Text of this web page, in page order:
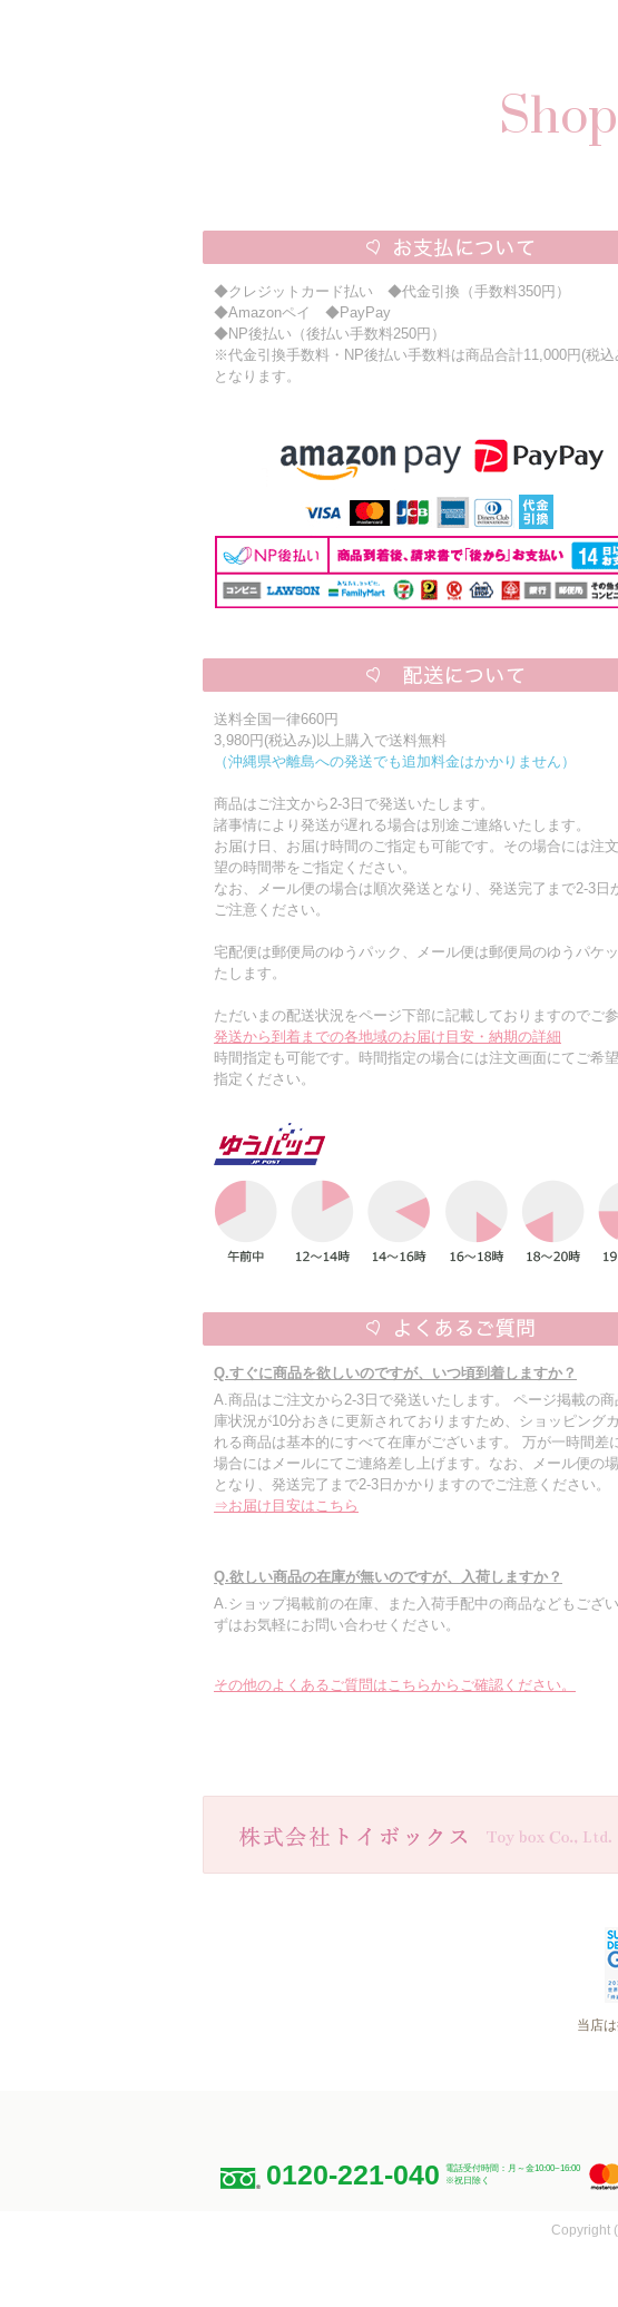
◆クレジットカード払い ◆代金引換（手数料350円）
◆Amazonペイ ◆PayPay
◆NP後払い（後払い手数料250円）
※代金引換手数料・NP後払い手数料は商品合計11,000円(税
となります。
送料全国一律660円
3,980円(税込み)以上購入で送料無料
（沖縄県や離島への発送でも追加料金はかかりません）
商品はご注文から2-3日で発送いたします。
諸事情により発送が遅れる場合は別途ご連絡いたします。
お届け日、お届け時間のご指定も可能です。その場合には注
望の時間帯をご指定ください。
なお、メール便の場合は順次発送となり、発送完了まで2-3日
ご注意ください。
宅配便は郵便局のゆうパック、メール便は郵便局のゆうパケ
たします。
ただいまの配送状況をページ下部に記載しておりますのでご参
発送から到着までの各地域のお届け目安・納期の詳細
時間指定も可能です。時間指定の場合には注文画面にてご希
指定ください。
Q.すぐに商品を欲しいのですが、いつ頃到着しますか？
A.商品はご注文から2-3日で発送いたします。 ページ掲載の
庫状況が10分おきに更新されておりますため、ショッピング
れる商品は基本的にすべて在庫がございます。 万が一時間差
場合にはメールにてご連絡差し上げます。なお、メール便の
となり、発送完了まで2-3日かかりますのでご注意ください。
⇒お届け目安はこちら
Q.欲しい商品の在庫が無いのですが、入荷しますか？
A.ショップ掲載前の在庫、また入荷手配中の商品などもござ
ずはお気軽にお問い合わせください。
その他のよくあるご質問はこちらからご確認ください。
当店
0120-221-040
電話受付時間：月～金10:00~16:00
※祝日除く
Copyright